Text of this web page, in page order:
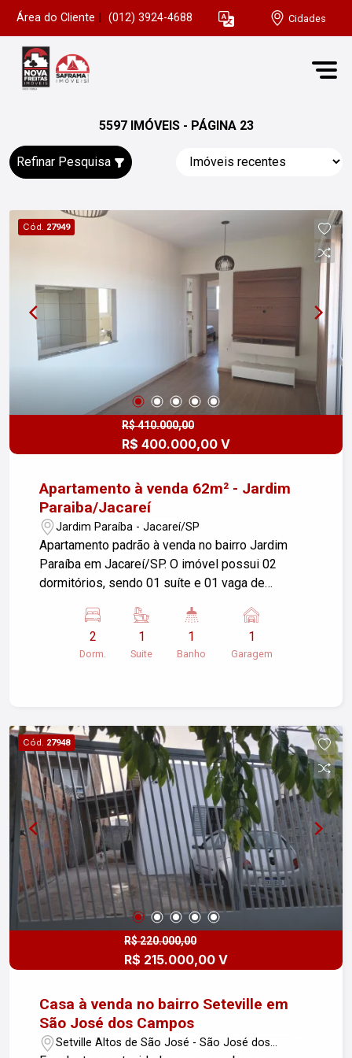
Área do Cliente (012) 3924-4688 Cidades
5597 IMÓVEIS - PÁGINA 23
Refinar Pesquisa
Cód. 27949
R$ 410.000,00
R$ 400.000,00 V
Apartamento à venda 62m² - Jardim
Paraiba/Jacareí
Jardim Paraíba - Jacareí/SP
Apartamento padrão à venda no bairro Jardim
Paraíba em Jacareí/SP. O imóvel possui 02
dormitórios, sendo 01 suíte e 01 vaga de
quem busca conforto e praticidade em um bom
local. Se você está interessado, entre em contato
para mais informações ou agendar uma visita!
2
Dorm.
1
Suite
1
Banho
1
Garagem
Cód. 27948
R$ 220.000,00
R$ 215.000,00 V
Casa à venda no bairro Seteville em
São José dos Campos
Setville Altos de São José - São José dos